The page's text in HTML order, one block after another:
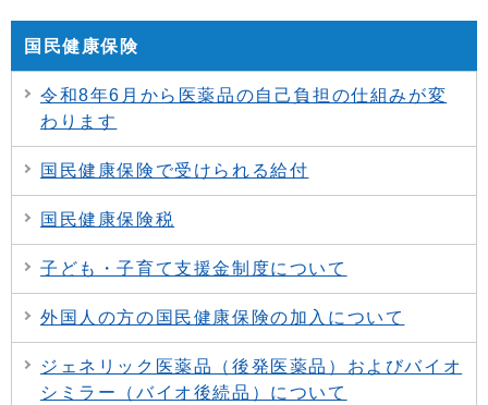
国民健康保険
令和8年6月から医薬品の自己負担の仕組みが変
わります
国民健康保険で受けられる給付
国民健康保険税
子ども・子育て支援金制度について
外国人の方の国民健康保険の加入について
ジェネリック医薬品（後発医薬品）およびバイオ
シミラー（バイオ後続品）について